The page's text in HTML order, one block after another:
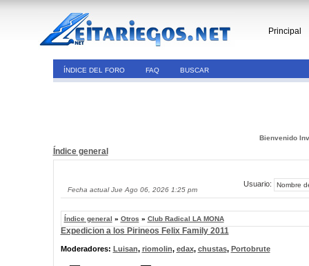
Principal
ÍNDICE DEL FORO FAQ BUSCAR
Bienvenido
Índice general
Fecha actual Jue Ago 06, 2026 1:25 pm
Usuario:
Índice general » Otros » Club Radical LA MONA
Expedicion a los Pirineos Felix Family 2011
Moderadores: Luisan, riomolin, edax, chustas, Portobrute